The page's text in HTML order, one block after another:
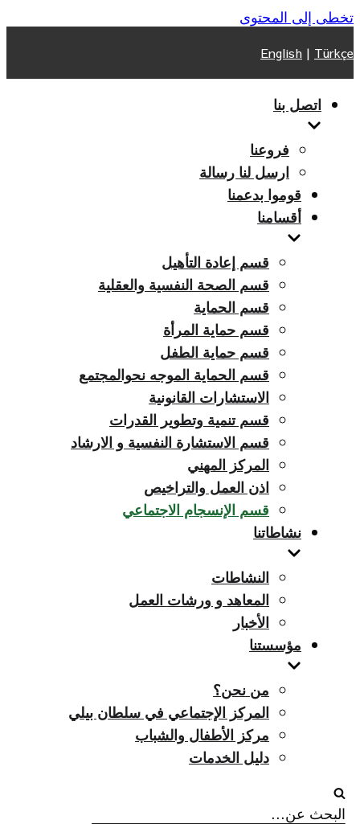
تخطى إلى المحتوى
English | Türkçe
اتصل بنا
فروعنا
ارسل لنا رسالة
قوموا بدعمنا
أقسامنا
قسم إعادة التأهيل
قسم الصحة النفسية والعقلية
قسم الحماية
قسم حماية المرأة
قسم حماية الطفل
قسم الحماية الموجه نحوالمجتمع
الاستشارات القانونية
قسم تنمية وتطوير القدرات
قسم الاستشارة النفسية و الارشاد
المركز المهني
اذن العمل والتراخيص
قسم الإنسجام الاجتماعي
نشاطاتنا
النشاطات
المعاهد و ورشات العمل
الأخبار
مؤسستنا
من نحن؟
المركز الإجتماعي في سلطان بيلي
مركز الأطفال والشباب
دليل الخدمات
البحث عن...